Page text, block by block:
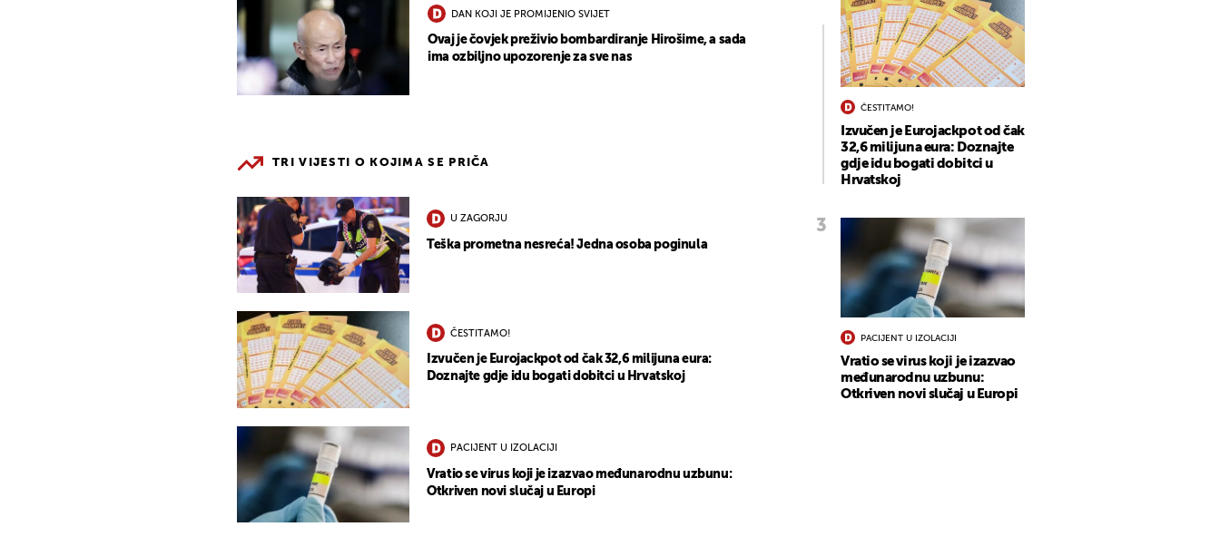
DAN KOJI JE PROMIJENIO SVIJET
Ovaj je čovjek preživio bombardiranje Hirošime, a sada
ima ozbiljno upozorenje za sve nas
TRI VIJESTI O KOJIMA SE PRIČA
U ZAGORJU
Teška prometna nesreća! Jedna osoba poginula
ČESTITAMO!
Izvučen je Eurojackpot od čak 32,6 milijuna eura:
Doznajte gdje idu bogati dobitci u Hrvatskoj
PACIJENT U IZOLACIJI
Vratio se virus koji je izazvao međunarodnu uzbunu:
Otkriven novi slučaj u Europi
ČESTITAMO!
Izvučen je Eurojackpot od čak
32,6 milijuna eura: Doznajte
gdje idu bogati dobitci u
Hrvatskoj
PACIJENT U IZOLACIJI
Vratio se virus koji je izazvao
međunarodnu uzbunu:
Otkriven novi slučaj u Europi